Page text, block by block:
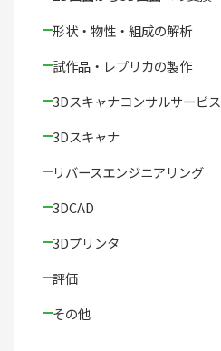
形状・物性・組成の解析
試作品・レプリカの製作
3Dスキャナコンサルサービス
3Dスキャナ
リバースエンジニアリング
3DCAD
3Dプリンタ
評価
その他